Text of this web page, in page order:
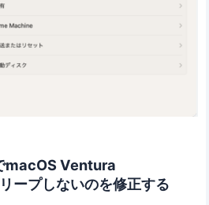
macOS Ventura
ープしないのを修正する